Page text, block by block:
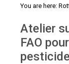
You are here:
Atelier
FAO